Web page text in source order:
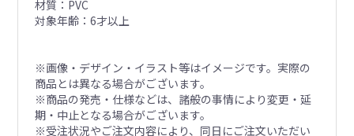
材質：PVC
対象年齢：6才以上
※画像・デザイン・イラスト等はイメージです。実際の
商品とは異なる場合がございます。
※商品の発売・仕様などは、諸般の事情により変更・延
期・中止となる場合がございます。
※受注状況やご注文内容により、同日にご注文いただい